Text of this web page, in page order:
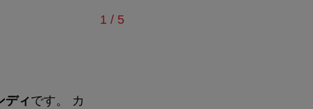
1 // 5
ディ です。 カ